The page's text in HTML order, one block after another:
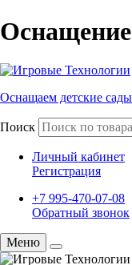
Оснащение
Оснащаем детские сады
Поиск
Личный кабинет
Регистрация
+7 995-470-07-08
Обратный звонок
Меню